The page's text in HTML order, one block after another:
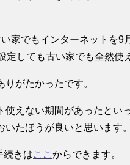
家でもインターネットを
しても古い家でも全然使
がたかったです。
えない期間があったとい
たほうが良いと思います。
続きはここ からできます。